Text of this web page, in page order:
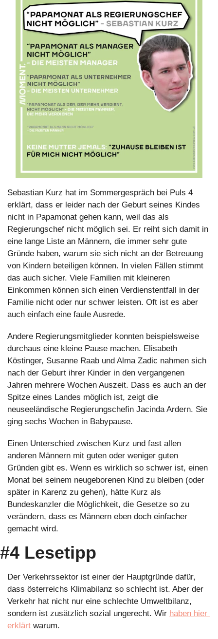
Sebastian Kurz hat im Sommergespräch bei Puls 4
erklärt, dass er leider nach der Geburt seines Kindes
nicht in Papamonat gehen kann, weil das als
Regierungschef nicht möglich sei. Er reiht sich damit in
eine lange Liste an Männern, die immer sehr gute
Gründe haben, warum sie sich nicht an der Betreuung
von Kindern beteiligen können. In vielen Fällen stimmt
das auch sicher. Viele Familien mit kleineren
Einkommen können sich einen Verdienstentfall in der
Familie nicht oder nur schwer leisten. Oft ist es aber
auch einfach eine faule Ausrede.
Andere Regierungsmitglieder konnten beispielsweise
durchaus eine kleine Pause machen. Elisabeth
Köstinger, Susanne Raab und Alma Zadic nahmen sich
nach der Geburt ihrer Kinder in den vergangenen
Jahren mehrere Wochen Auszeit. Dass es auch an der
Spitze eines Landes möglich ist, zeigt die
neuseeländische Regierungschefin Jacinda Ardern. Sie
ging sechs Wochen in Babypause.
Einen Unterschied zwischen Kurz und fast allen
anderen Männern mit guten oder weniger guten
Gründen gibt es. Wenn es wirklich so schwer ist, einen
Monat bei seinem neugeborenen Kind zu bleiben (oder
später in Karenz zu gehen), hätte Kurz als
Bundeskanzler die Möglichkeit, die Gesetze so zu
verändern, dass es Männern eben doch einfacher
gemacht wird.
#4 Lesetipp
Der Verkehrssektor ist einer der Hauptgründe dafür,
dass österreichs Klimabilanz so schlecht ist. Aber der
Verkehr hat nicht nur eine schlechte Umweltbilanz,
sondern ist zusätzlich sozial ungerecht. Wir haben hier
erklärt warum.